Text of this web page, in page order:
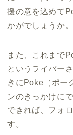
援の意を込めて
かがでしょうか。
また、これまで
というライバー
きにPoke（ポー
ンのきっかけに
できれば、フォ
す。